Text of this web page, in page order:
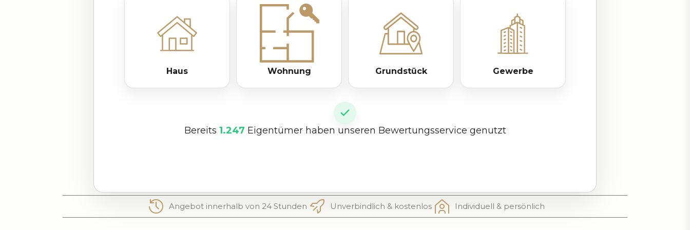
Haus Wohnung Grundstück Gewerbe
Bereits 1.247 Eigentümer haben unseren Bewertungsservice genutzt
Angebot innerhalb von 24 Stunden Unverbindlich & kostenlos Individuell & persönlich